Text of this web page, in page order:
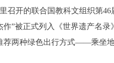
开的联合国教科文组织第46
”被正式列入《世界遗产名录
荐两种绿色出行方式——乘坐地